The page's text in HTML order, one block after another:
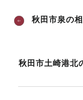
秋田市泉の
秋田市土崎港北